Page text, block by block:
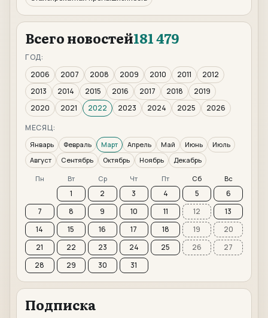
Всего новостей181 479
ГОД:
2006
2007 2008 2009 2010 2011
2012
2013
2014 2015 2016 2017 2018
2019
2020
2021 2022 2023 2024 2025
2026
МЕСЯЦ:
Январь Февраль Март Апрель Май Июнь
Июль
Август
Сентябрь Октябрь Ноябрь Декабрь
Пн Вт Ср Чт Пт Сб Вс
1 2 3 4 5
6
7
8 9 10 11 12
13
14
15 16 17 18 19
20
21
22 23 24 25 26
27
28
29 30 31
Подписка